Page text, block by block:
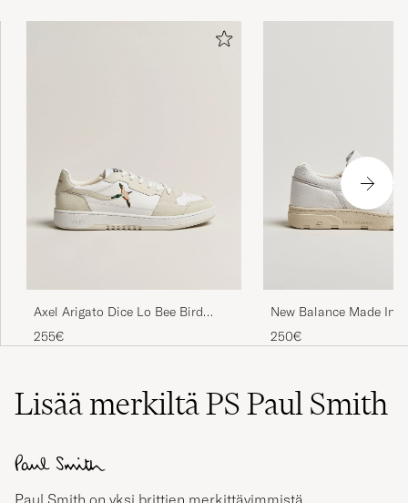
Axel Arigato Dice Lo Bee Bird
Sneaker White/Off White
255€
New Balance Made In
Sneakers White Grain
250€
Lisää merkiltä PS Paul Smith